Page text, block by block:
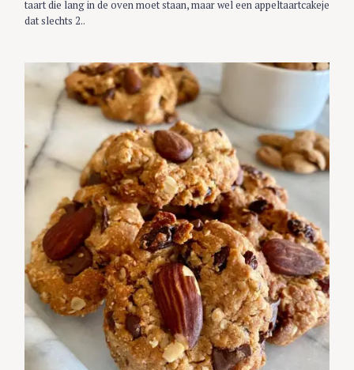
S
taart die lang in de oven moet staan, maar wel een appeltaartcakeje
dat slechts 2..